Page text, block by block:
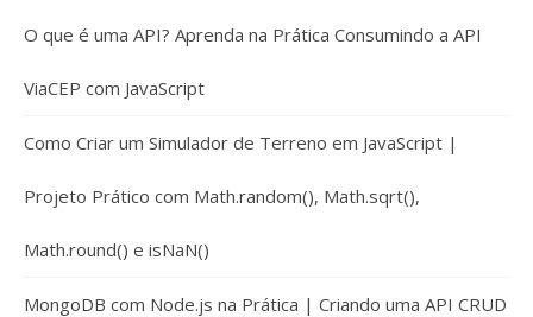
O que é uma API? Aprenda na Prática Consumindo a API
ViaCEP com JavaScript
Como Criar um Simulador de Terreno em JavaScript |
Projeto Prático com Math.random(), Math.sqrt(),
Math.round() e isNaN()
MongoDB com Node.js na Prática | Criando uma API CRUD